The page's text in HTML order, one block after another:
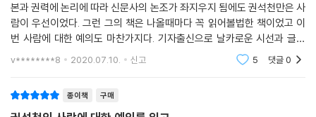
권석천은 책에서 이처럼 우리가 당연시했던 생각들, 놓친 것들, 혹은 소홀
히 한 사람들, 이유를 갖다 대며 합리화했던 자기 자신을 되돌아보게 이끈
다. 스스로 원해 흑화해놓고 “그때 많이 배웠다”고 후일담처럼 이야기하지
않았는지, 성공을 위한다며 조직의 노예가 되진 않았는지, 분명 화를 내고
분노해야 할 때조차 참게 되진 않았는지, 되묻는다.
본과 권력에 논리에 따라 신문사의 논조가 좌지우지 됨에도 권석천만은 사
람이 우선이었다. 그런 그의 책은 나올때마다 꼭 읽어볼법한 책이었고 이
번 사람에 대한 예의도 마찬가지다. 기자출신으로 날카로운 시선과 글을
가지고 있음에도 사람이 중심이되기에 그의 글은 따뜻하고 불편하지가 않
v********8 2020.07.10. 신고 5 댓글0
종이책 구매